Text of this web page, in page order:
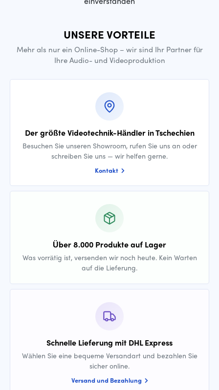
UNSERE VORTEILE
Mehr als nur ein Online-Shop – wir sind Ihr Partner für
Ihre Audio- und Videoproduktion
Der größte Videotechnik-Händler in Tschechien
Besuchen Sie unseren Showroom, rufen Sie uns an oder
schreiben Sie uns — wir helfen gerne.
Kontakt
Über 8.000 Produkte auf Lager
Was vorrätig ist, versenden wir noch heute. Kein Warten
auf die Lieferung.
Schnelle Lieferung mit DHL Express
Wählen Sie eine bequeme Versandart und bezahlen Sie
sicher online.
Versand und Bezahlung